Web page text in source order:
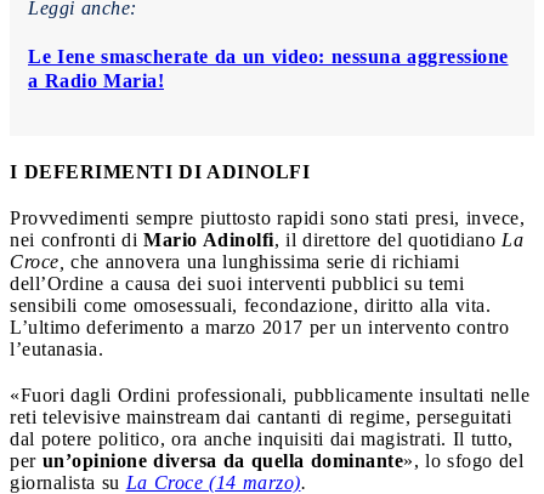
Leggi anche:
Le Iene smascherate da un video: nessuna aggressione
a Radio Maria!
I DEFERIMENTI DI ADINOLFI
Provvedimenti sempre piuttosto rapidi sono stati presi, invece,
nei confronti di Mario Adinolfi, il direttore del quotidiano La
Croce, che annovera una lunghissima serie di richiami
dell’Ordine a causa dei suoi interventi pubblici su temi
sensibili come omosessuali, fecondazione, diritto alla vita.
L’ultimo deferimento a marzo 2017 per un intervento contro
l’eutanasia.
«Fuori dagli Ordini professionali, pubblicamente insultati nelle
reti televisive mainstream dai cantanti di regime, perseguitati
dal potere politico, ora anche inquisiti dai magistrati. Il tutto,
per un’opinione diversa da quella dominante», lo sfogo del
giornalista su La Croce (14 marzo).